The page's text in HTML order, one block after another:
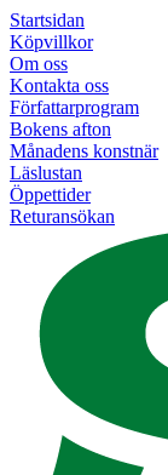
Startsidan
Köpvillkor
Om oss
Kontakta oss
Författarprogram
Bokens afton
Månadens konstnär
Läslustan
Öppettider
Returansökan